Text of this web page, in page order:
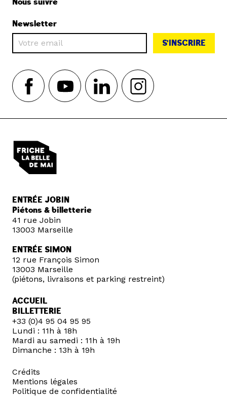
Newsletter
S'INSCRIRE
ENTRÉE JOBIN
Piétons & billetterie
41 rue Jobin
13003 Marseille
ENTRÉE SIMON
12 rue François Simon
13003 Marseille
(piétons, livraisons et parking restreint)
ACCUEIL
BILLETTERIE
+33 (0)4 95 04 95 95
Lundi : 11h à 18h
Mardi au samedi : 11h à 19h
Dimanche : 13h à 19h
Crédits
Mentions légales
Politique de confidentialité